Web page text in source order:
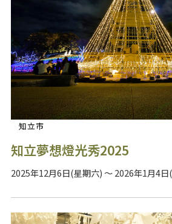
知立市
知立夢想燈光秀2025
2025年12月6日(星期六) ～ 2026年1月4日